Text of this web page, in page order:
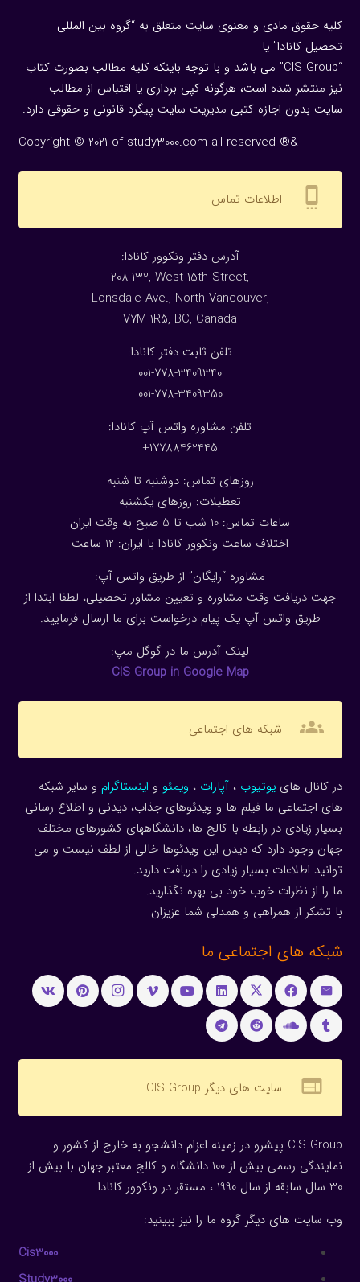
کلیه حقوق مادی و معنوی سایت متعلق به “گروه بین المللی
تحصیل کانادا” یا
“CIS Group” می باشد و با توجه باینکه کلیه مطالب بصورت کتاب
نیز منتشر شده است، هرگونه كپی برداری یا اقتباس از مطالب
سایت بدون اجازه كتبی مدیریت سایت پیگرد قانونی و حقوقی دارد.
Copyright © 2021 of study3000.com all reserved ®&
settings_cell اطلاعات تماس
:آدرس دفتر ونکوور کانادا
208-132, West 15th Street,
Lonsdale Ave., North Vancouver,
V7M 1R5, BC, Canada
:تلفن ثابت دفتر کانادا
001-778-3409340
001-778-3409350
تلفن مشاوره واتس آپ کانادا:
17788462445+
روزهای تماس: دوشنبه تا شنبه
تعطیلات: روزهای یکشنبه
ساعات تماس: 10 شب تا 5 صبح به وقت ایران
اختلاف ساعت ونکوور کانادا با ایران: 1 2 ساعت
مشاوره “رایگان” از طریق واتس آپ:
جهت دریافت وقت مشاوره و تعیین مشاور تحصیلی، لطفا ابتدا از
طریق واتس آپ یک پیام درخواست برای ما ارسال فرمایید.
لینک آدرس ما در گوگل مپ:
CIS Group in Google Map
groups شبکه های اجتماعی
در کانال هاییوتیوب ، آپارات ، ویمئو و اینستاگرام و سایر شبکه
های اجتماعی ما فیلم ها و ویدئوهای جذاب، دیدنی و اطلاع رسانی
بسیار زیادی در رابطه با کالج ها، دانشگاههای کشورهای مختلف
جهان وجود دارد که دیدن این ویدئوها خالی از لطف نیست و می
توانید اطلاعات بسیار زیادی را دریافت دارید.
ما را از نظرات خوب خود بی بهره نگذارید.
با تشکر از همراهی و همدلی شما عزیزان
شبکه های اجتماعی ما
web سایت های دیگر CIS Group
CIS Group پیشرو در زمینه اعزام دانشجو به خارج از کشور و
نمایندگی رسمی بیش از 100 دانشگاه و کالج معتبر جهان با بیش از
30 سال سابقه از سال 1990 ، مستقر در ونکوور کانادا
وب سایت های دیگر گروه ما را نیز ببینید:
Cis3000